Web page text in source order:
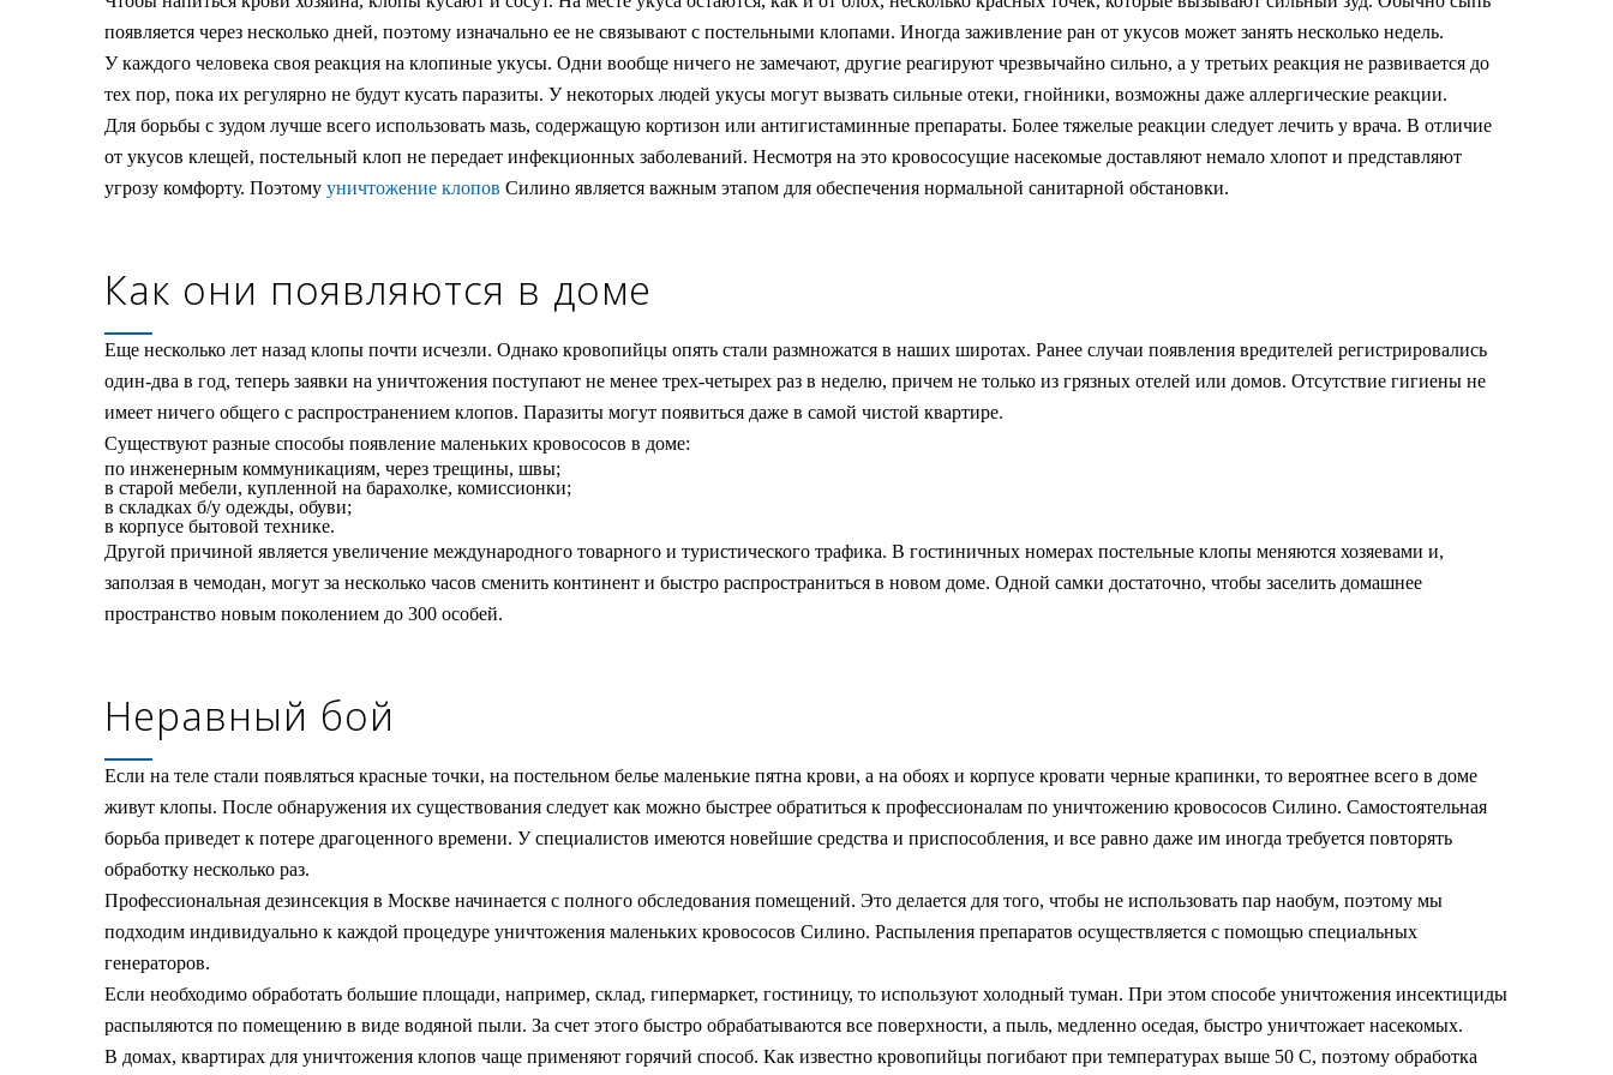
появляется через несколько дней, поэтому изначально ее не связывают с постельными клопами. Иногда заживление ран от укусов может занять несколько недель.
У каждого человека своя реакция на клопиные укусы. Одни вообще ничего не замечают, другие реагируют чрезвычайно сильно, а у третьих реакция не развивается до
тех пор, пока их регулярно не будут кусать паразиты. У некоторых людей укусы могут вызвать сильные отеки, гнойники, возможны даже аллергические реакции.
Для борьбы с зудом лучше всего использовать мазь, содержащую кортизон или антигистаминные препараты. Более тяжелые реакции следует лечить у врача. В отличие
от укусов клещей, постельный клоп не передает инфекционных заболеваний. Несмотря на это кровососущие насекомые доставляют немало хлопот и представляют
угрозу комфорту. Поэтому уничтожение клопов Силино является важным этапом для обеспечения нормальной санитарной обстановки.
Как они появляются в доме
Еще несколько лет назад клопы почти исчезли. Однако кровопийцы опять стали размножатся в наших широтах. Ранее случаи появления вредителей регистрировались
один-два в год, теперь заявки на уничтожения поступают не менее трех-четырех раз в неделю, причем не только из грязных отелей или домов. Отсутствие гигиены не
имеет ничего общего с распространением клопов. Паразиты могут появиться даже в самой чистой квартире.
Существуют разные способы появление маленьких кровососов в доме:
по инженерным коммуникациям, через трещины, швы;
в старой мебели, купленной на барахолке, комиссионки;
в складках б/у одежды, обуви;
в корпусе бытовой технике.
Другой причиной является увеличение международного товарного и туристического трафика. В гостиничных номерах постельные клопы меняются хозяевами и,
заползая в чемодан, могут за несколько часов сменить континент и быстро распространиться в новом доме. Одной самки достаточно, чтобы заселить домашнее
пространство новым поколением до 300 особей.
Неравный бой
Если на теле стали появляться красные точки, на постельном белье маленькие пятна крови, а на обоях и корпусе кровати черные крапинки, то вероятнее всего в доме
живут клопы. После обнаружения их существования следует как можно быстрее обратиться к профессионалам по уничтожению кровососов Силино. Самостоятельная
борьба приведет к потере драгоценного времени. У специалистов имеются новейшие средства и приспособления, и все равно даже им иногда требуется повторять
обработку несколько раз.
Профессиональная дезинсекция в Москве начинается с полного обследования помещений. Это делается для того, чтобы не использовать пар наобум, поэтому мы
подходим индивидуально к каждой процедуре уничтожения маленьких кровососов Силино. Распыления препаратов осуществляется с помощью специальных
генераторов.
Если необходимо обработать большие площади, например, склад, гипермаркет, гостиницу, то используют холодный туман. При этом способе уничтожения инсектициды
распыляются по помещению в виде водяной пыли. За счет этого быстро обрабатываются все поверхности, а пыль, медленно оседая, быстро уничтожает насекомых.
В домах, квартирах для уничтожения клопов чаще применяют горячий способ. Как известно кровопийцы погибают при температурах выше 50 С, поэтому обработка